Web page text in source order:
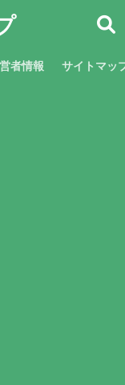
者情報 サイトマッ